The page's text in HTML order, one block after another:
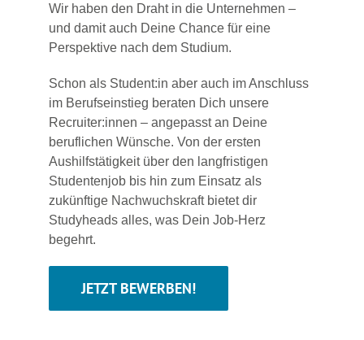
Wir haben den Draht in die Unternehmen –
und damit auch Deine Chance für eine
Perspektive nach dem Studium.
Schon als Student:in aber auch im Anschluss
im Berufseinstieg beraten Dich unsere
Recruiter:innen – angepasst an Deine
beruflichen Wünsche. Von der ersten
Aushilfstätigkeit über den langfristigen
Studentenjob bis hin zum Einsatz als
zukünftige Nachwuchskraft bietet dir
Studyheads alles, was Dein Job-Herz
begehrt.
JETZT BEWERBEN!